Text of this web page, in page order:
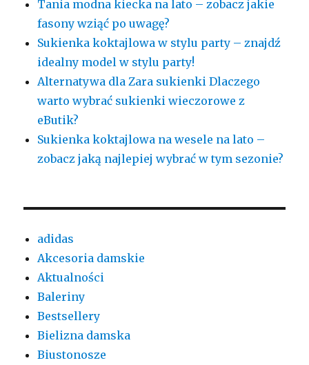
Tania modna kiecka na lato – zobacz jakie
fasony wziąć po uwagę?
Sukienka koktajlowa w stylu party – znajdź
idealny model w stylu party!
Alternatywa dla Zara sukienki Dlaczego
warto wybrać sukienki wieczorowe z
eButik?
Sukienka koktajlowa na wesele na lato –
zobacz jaką najlepiej wybrać w tym sezonie?
adidas
Akcesoria damskie
Aktualności
Baleriny
Bestsellery
Bielizna damska
Biustonosze